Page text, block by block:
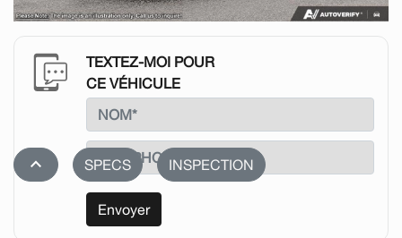
TEXTEZ-MOI POUR
CE VÉHICULE
Envoyer
stat_1 SPECS INSPECTION